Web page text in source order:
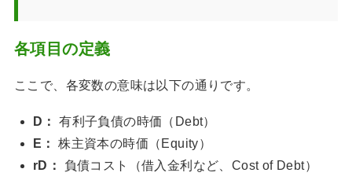
各項目の定義
ここで、各変数の意味は以下の通りです。
D：
有利子負債の時価（Debt）
E：
株主資本の時価（Equity）
rD：
負債コスト（借入金利など、Cost of Debt）